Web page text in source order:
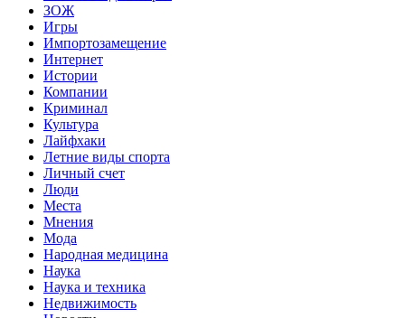
ЗОЖ
Игры
Импортозамещение
Интернет
Истории
Компании
Криминал
Культура
Лайфхаки
Летние виды спорта
Личный счет
Люди
Места
Мнения
Мода
Народная медицина
Наука
Наука и техника
Недвижимость